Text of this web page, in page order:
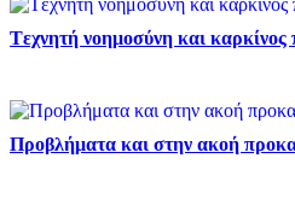
Tεχνητή νοημοσύνη και καρκίνος
Προβλήματα και στην ακοή